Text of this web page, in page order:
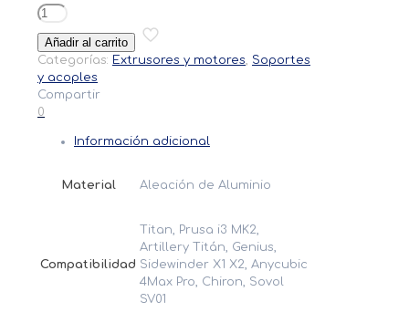
Brazo
Extrusor
Artillery
Titan
Aero
Prusa
Ultimate
Añadir al carrito
Categorías: Extrusores y motores, Soportes
y acoples
Compartir
0
Información adicional
Material Aleación de Aluminio
Compatibilidad
Titan, Prusa i3 MK2,
Artillery Titán, Genius,
Sidewinder X1 X2, Anycubic
4Max Pro, Chiron, Sovol
SV01